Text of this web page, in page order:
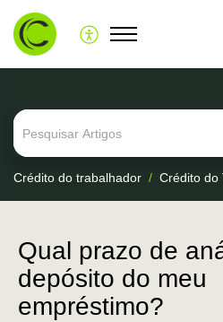
Crédito do trabalhador Crédito do
Qual prazo de
depósito do meu
empréstimo?